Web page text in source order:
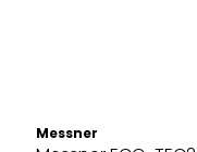
Messner